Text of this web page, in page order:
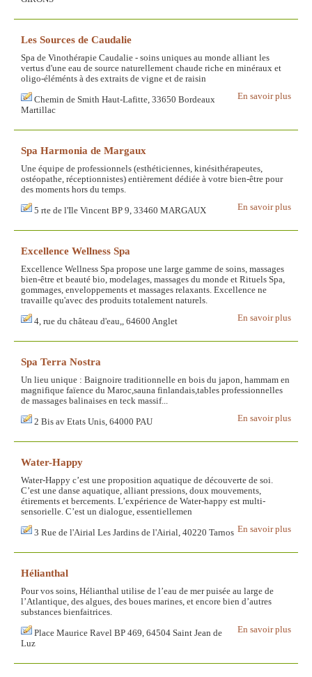
Les Sources de Caudalie
Spa de Vinothérapie Caudalie - soins uniques au monde alliant les
vertus d'une eau de source naturellement chaude riche en minéraux et
oligo-éléménts à des extraits de vigne et de raisin
En savoir plus
Chemin de Smith Haut-Lafitte, 33650 Bordeaux
Martillac
Spa Harmonia de Margaux
Une équipe de professionnels (esthéticiennes, kinésithérapeutes,
ostéopathe, réceptionnistes) entièrement dédiée à votre bien-être pour
des moments hors du temps.
En savoir plus
5 rte de l'Ile Vincent BP 9, 33460 MARGAUX
Excellence Wellness Spa
Excellence Wellness Spa propose une large gamme de soins, massages
bien-être et beauté bio, modelages, massages du monde et Rituels Spa,
gommages, enveloppements et massages relaxants. Excellence ne
travaille qu'avec des produits totalement naturels.
En savoir plus
4, rue du château d'eau,, 64600 Anglet
Spa Terra Nostra
Un lieu unique : Baignoire traditionnelle en bois du japon, hammam en
magnifique faïence du Maroc,sauna finlandais,tables professionnelles
de massages balinaises en teck massif...
En savoir plus
2 Bis av Etats Unis, 64000 PAU
Water-Happy
Water-Happy c’est une proposition aquatique de découverte de soi.
C’est une danse aquatique, alliant pressions, doux mouvements,
étirements et bercements. L’expérience de Water-happy est multi-
sensorielle. C’est un dialogue, essentiellemen
En savoir plus
3 Rue de l'Airial Les Jardins de l'Airial, 40220 Tarnos
Hélianthal
Pour vos soins, Hélianthal utilise de l’eau de mer puisée au large de
l’Atlantique, des algues, des boues marines, et encore bien d’autres
substances bienfaitrices.
En savoir plus
Place Maurice Ravel BP 469, 64504 Saint Jean de
Luz